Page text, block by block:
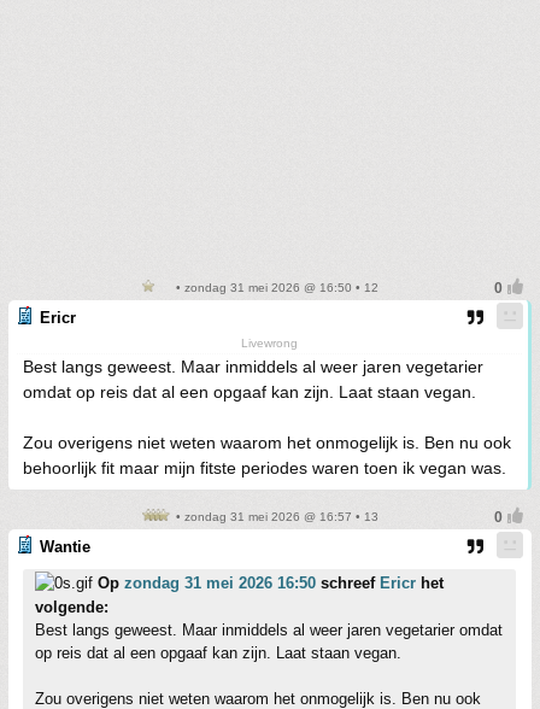
• zondag 31 mei 2026 @ 16:50 • 12
Ericr
Livewrong
Best langs geweest. Maar inmiddels al weer jaren vegetarier
omdat op reis dat al een opgaaf kan zijn. Laat staan vegan.
Zou overigens niet weten waarom het onmogelijk is. Ben nu ook
behoorlijk fit maar mijn fitste periodes waren toen ik vegan was.
• zondag 31 mei 2026 @ 16:57 • 13
Wantie
Op zondag 31 mei 2026 16:50 schreef Ericr het
volgende:
Best langs geweest. Maar inmiddels al weer jaren vegetarier omdat
op reis dat al een opgaaf kan zijn. Laat staan vegan.
Zou overigens niet weten waarom het onmogelijk is. Ben nu ook